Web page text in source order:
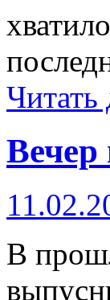
Вечер
В